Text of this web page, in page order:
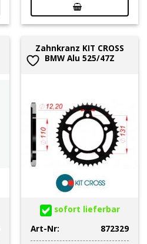
Zahnkranz KIT CROSS
BMW Alu 525/47Z
sofort lieferbar
Art-Nr:
872329